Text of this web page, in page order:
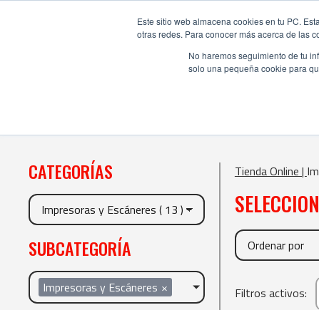
Este sitio web almacena cookies en tu PC.
otras redes. Para conocer más acerca de las
No haremos seguimiento de tu
solo una pequeña cookie para
CATEGORÍAS
SUBCATEGORÍA
Impresoras y Escáneres ×
Tienda Online |
Filtros activos: